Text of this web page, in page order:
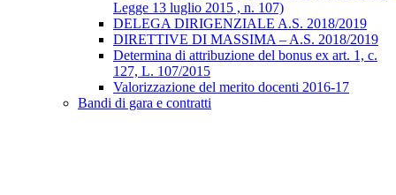
Legge 13 luglio 2015 , n. 107)
DELEGA DIRIGENZIALE A.S. 2018/2019
DIRETTIVE DI MASSIMA – A.S. 2018/2019
Determina di attribuzione del bonus ex art. 1, c.
127, L. 107/2015
Valorizzazione del merito docenti 2016-17
Bandi di gara e contratti